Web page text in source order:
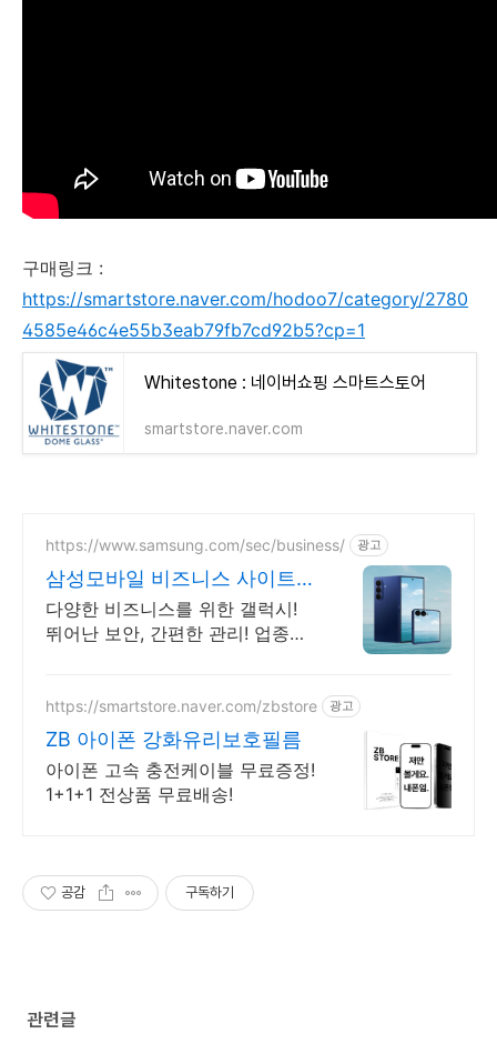
구매링크 :
https://smartstore.naver.com/hodoo7/category/2780
4585e46c4e55b3eab79fb7cd92b5?cp=1
Whitestone : 네이버쇼핑 스마트스토어
smartstore.naver.com
https://www.samsung.com/sec/business/ 광고
삼성모바일 비즈니스 사이트
본사 공식 운영 견적문의
다양한 비즈니스를 위한 갤럭시!
뛰어난 보안, 간편한 관리! 업종별
https://smartstore.naver.com/zbstore 광고
ZB 아이폰 강화유리보호필름
아이폰 고속 충전케이블 무료증정!
1+1+1 전상품 무료배송!
공감 구독하기
관련글